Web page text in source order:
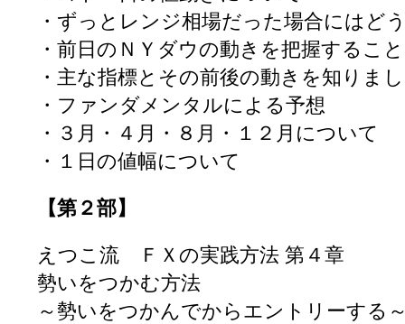
・ずっとレンジ相場だった場合にはど
・前日のＮＹダウの動きを把握すること
・主な指標とその前後の動きを知りま
・ファンダメンタルによる予想
・３月・４月・８月・１２月について
・１日の値幅について
【第２部】
えつこ流 ＦＸの実践方法 第４章
勢いをつかむ方法
～勢いをつかんでからエントリーする